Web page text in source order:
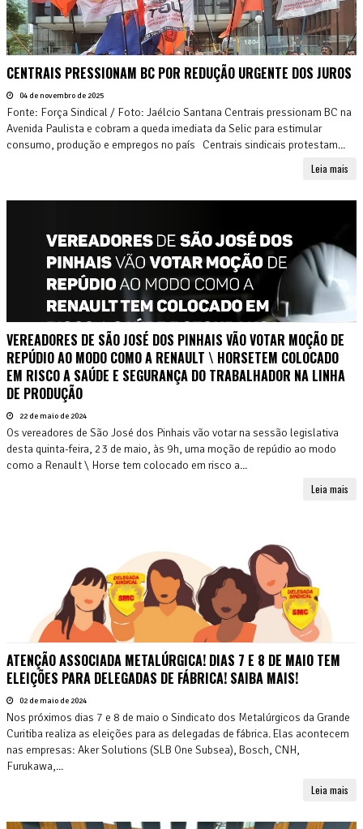
CENTRAIS PRESSIONAM BC POR REDUÇÃO URGENTE DOS JUROS
04 de novembro de 2025
Fonte: Força Sindical / Foto: Jaélcio Santana Centrais pressionam BC na
Avenida Paulista e cobram a queda imediata da Selic para estimular
consumo, produção e empregos no país Centrais sindicais protestam...
Leia mais
VEREADORES DE SÃO JOSÉ DOS PINHAIS VÃO VOTAR MOÇÃO DE
REPÚDIO AO MODO COMO A RENAULT \ HORSETEM COLOCADO
EM RISCO A SAÚDE E SEGURANÇA DO TRABALHADOR NA LINHA
DE PRODUÇÃO
22 de maio de 2024
Os vereadores de São José dos Pinhais vão votar na sessão legislativa
desta quinta-feira, 23 de maio, às 9h, uma moção de repúdio ao modo
como a Renault \ Horse tem colocado em risco a...
Leia mais
ATENÇÃO ASSOCIADA METALÚRGICA! DIAS 7 E 8 DE MAIO TEM
ELEIÇÕES PARA DELEGADAS DE FÁBRICA! SAIBA MAIS!
02 de maio de 2024
Nos próximos dias 7 e 8 de maio o Sindicato dos Metalúrgicos da Grande
Curitiba realiza as eleições para as delegadas de fábrica. Elas acontecem
nas empresas: Aker Solutions (SLB One Subsea), Bosch, CNH,
Furukawa,...
Leia mais